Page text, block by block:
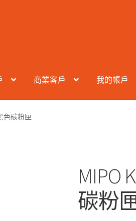
商業客戶 我的帳戶
色碳粉匣
MIPO
碳粉